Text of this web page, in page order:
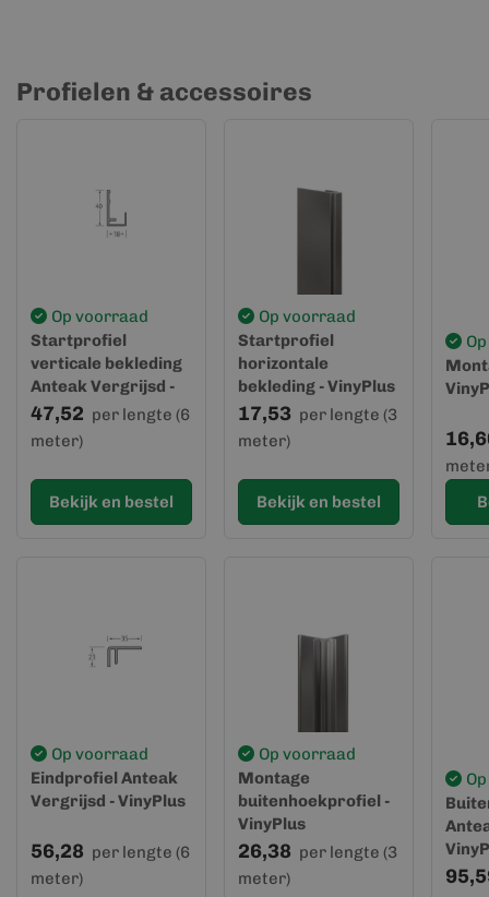
Profielen & accessoires
Op voorraad
Startprofiel
verticale bekleding
Anteak Vergrijsd -
VinyPlus
47,52 per lengte (6
meter)
Bekijk en bestel
Op voorraad
Startprofiel
horizontale
bekleding - VinyPlus
17,53 per lengte (3
meter)
Bekijk en bestel
Op voorraad
Eindprofiel Anteak
Vergrijsd - VinyPlus
56,28 per lengte (6
meter)
Op voorraad
Montage
buitenhoekprofiel -
VinyPlus
26,38 per lengte (3
meter)